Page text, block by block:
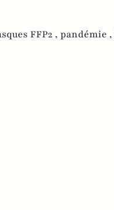
FFP2 , pandémie ,